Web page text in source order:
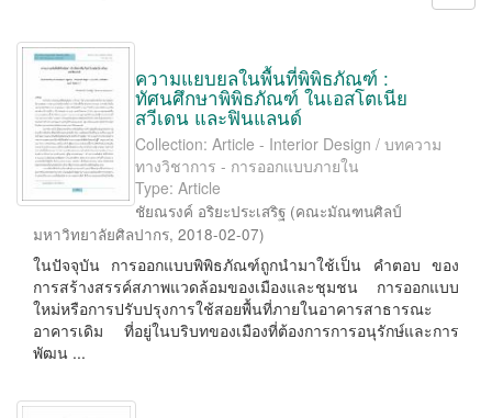
ความแยบยลในพื้นที่พิพิธภัณฑ์ :
ทัศนศึกษาพิพิธภัณฑ์ ในเอสโตเนีย
สวีเดน และฟินแลนด์
Collection: Article - Interior Design / บทความ
ทางวิชาการ - การออกแบบภายใน
Type: Article
ชัยณรงค์ อริยะประเสริฐ (คณะมัณฑนศิลป์
มหาวิทยาลัยศิลปากร, 2018-02-07)
ในปัจจุบัน การออกแบบพิพิธภัณฑ์ถูกนำมาใช้เป็น คำตอบ ของ
การสร้างสรรค์สภาพแวดล้อมของเมืองและชุมชน การออกแบบ
ใหม่หรือการปรับปรุงการใช้สอยพื้นที่ภายในอาคารสาธารณะ
อาคารเดิม ที่อยู่ในบริบทของเมืองที่ต้องการการอนุรักษ์และการ
พัฒน ...